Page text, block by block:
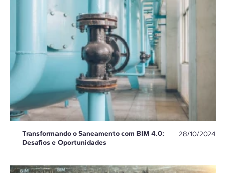
Transformando o Saneamento com BIM 4.0:
Desafios e Oportunidades
28/10/2024